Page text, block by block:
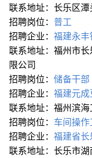
联系地址：长乐区
招聘岗位： 普工
招聘企业： 福建永
联系地址：福州市
限公司
招聘岗位： 储备干部
招聘企业： 福建元
联系地址：福州滨
招聘岗位： 车间操作
招聘企业： 福建省
联系地址：长乐市